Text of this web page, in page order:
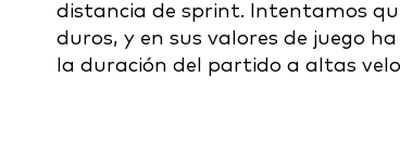
distancia de sprint. Intentamos
duros, y en sus valores de juego
la duración del partido a altas